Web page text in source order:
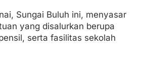
Sungai Buluh ini, menyasar
yang disalurkan berupa
serta fasilitas sekolah